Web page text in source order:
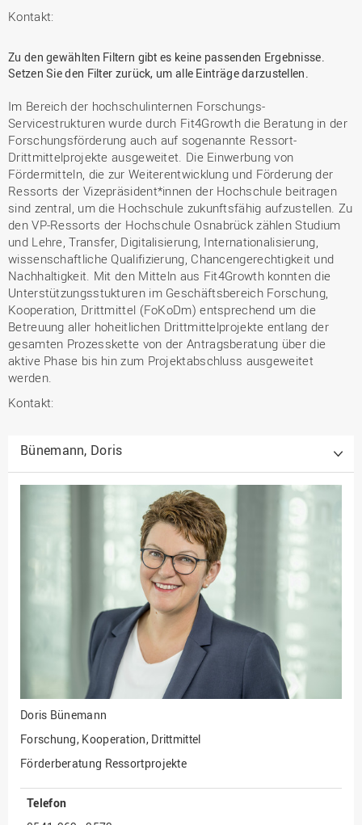
Kontakt:
Vorherige
Seite
Nächste
Seite
Zu den gewählten Filtern gibt es keine passenden Ergebnisse.
Setzen Sie den Filter zurück, um alle Einträge darzustellen.
Seite
Seite
Im Bereich der hochschulinternen Forschungs-
Servicestrukturen wurde durch Fit4Growth die Beratung in der
Forschungsförderung auch auf sogenannte Ressort-
Drittmittelprojekte ausgeweitet. Die Einwerbung von
Fördermitteln, die zur Weiterentwicklung und Förderung der
Ressorts der Vizepräsident*innen der Hochschule beitragen
sind zentral, um die Hochschule zukunftsfähig aufzustellen. Zu
den VP-Ressorts der Hochschule Osnabrück zählen Studium
und Lehre, Transfer, Digitalisierung, Internationalisierung,
wissenschaftliche Qualifizierung, Chancengerechtigkeit und
Nachhaltigkeit. Mit den Mitteln aus Fit4Growth konnten die
Unterstützungsstukturen im Geschäftsbereich Forschung,
Kooperation, Drittmittel (FoKoDm) entsprechend um die
Betreuung aller hoheitlichen Drittmittelprojekte entlang der
gesamten Prozesskette von der Antragsberatung über die
aktive Phase bis hin zum Projektabschluss ausgeweitet
werden.
Kontakt:
Bünemann, Doris
Doris Bünemann
Forschung, Kooperation, Drittmittel
Förderberatung Ressortprojekte
Telefon